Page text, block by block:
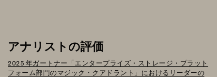
アナリストの評価
2025 年ガートナー「エンタープライズ・ストレージ・プラット
フォーム部門のマジック・クアドラント」におけるリーダーの